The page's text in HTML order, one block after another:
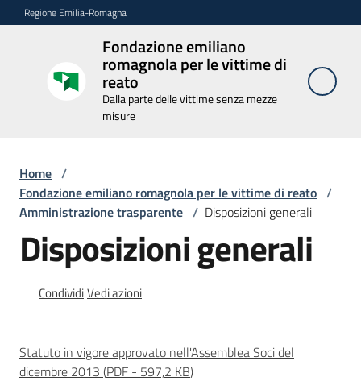
Vai al contenuto
Vai alla navigazione
Vai al footer
Regione Emilia-Romagna
Fondazione emiliano
romagnola per le vittime di
reato
Dalla parte delle vittime senza mezze
misure
Fondazione
emiliano
romagnola
per le
Dalla parte delle
vittime senza
mezze misure
Home /
Fondazione emiliano romagnola per le vittime di reato /
Amministrazione trasparente / Disposizioni generali
Disposizioni generali
CondividiVedi azioni
Statuto in vigore approvato nell'Assemblea Soci del
dicembre 2013 (PDF - 597,2 KB)